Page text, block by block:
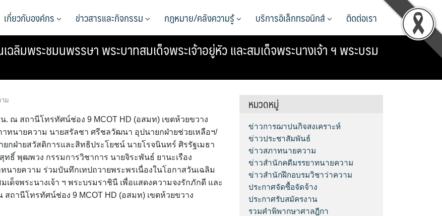
เกี่ยวกับองค์กร ข่าวสารและกิจกรรม กฎหมาย/คลังความรู้ บริการอิเล็กทรอนิกส์ ติดต่อเรา
ฉลิมพระชมนพรรษา พระบาทสมเด็จพระเจ้าอยู่หัว และสมเด็จพระนางเจ้า ฯ พระบรม
ม
. ณ สถานีโทรทัศน์ช่อง 9 MCOT HD (อสมท) เขตห้วยขวาง
ทนายความ นายสรัลชา ศรีชลวัฒนา อุปนายกฝ่ายช่วยเหลือฯ/
กฝ่ายสวัสดิการและสิทธิประโยชน์ นายโรจนินทร์ ศิรรัฐเมธา
ธิ์ พุฒพวง กรรมการวิชาการ นายจิระพันธ์ ยานะเรือง
ายความ ร่วมบันทึกเทปถวายพระพรเนื่องในโอกาสวันเฉลิม
ด็จพระนางเจ้า ฯ พระบรมราชินี เพื่อแสดงความจงรักภักดี และ
านีโทรทัศน์ช่อง 9 MCOT HD (อสมท) เขตห้วยขวาง
หมวดหมู่
ข่าวการฌาปนกิจสงเคราะห์
ข่าวประชาสัมพันธ์
ข่าวสภาทนายความ
ข่าวสำนักคดีมรรยาทนายความ
ข่าวสำนักฝึกอบรมวิชาว่าความ
ประกาศจัดซื้อจัดจ้าง
ประกาศรับสมัครงาน
รวมคำพิพากษาศาลฎีกา